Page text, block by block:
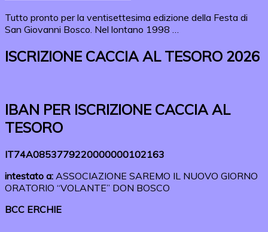
Tutto pronto per la ventisettesima edizione della Festa di
San Giovanni Bosco. Nel lontano 1998 …
ISCRIZIONE CACCIA AL TESORO 2026
IBAN PER ISCRIZIONE CACCIA AL
TESORO
IT74A0853779220000000102163
intestato a: ASSOCIAZIONE SAREMO IL NUOVO GIORNO
ORATORIO “VOLANTE” DON BOSCO
BCC ERCHIE